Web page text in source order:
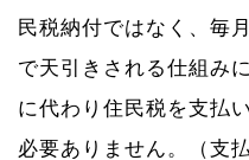
民税納付ではなく、毎
で天引きされる仕組み
に代わり住民税を支払
必要ありません。（支